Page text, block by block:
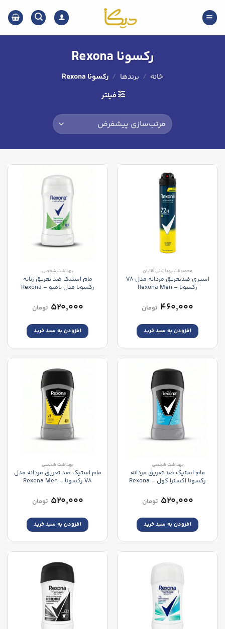
content
رکسونا Rexona
خانه / برندها / رکسونا Rexona
فیلتر
محصولات بهداشتی آقایان
اسپری ضدتعریق مردانه مدل V8
رکسونا – Rexona Men
V8 Spray
۴۶۰,۰۰۰ تومان
افزودن به سبد خرید
بهداشت شخصی
مام استیک ضد تعریق زنانه
رکسونا مدل بامبو – Rexona
Bamboo
۵۲۰,۰۰۰ تومان
افزودن به سبد خرید
بهداشت شخصی
مام استیک ضد تعریق مردانه
رکسونا اکسترا کول – Rexona
Stick Deodorant
۵۲۰,۰۰۰ تومان
افزودن به سبد خرید
بهداشت شخصی
مام استیک ضد تعریق مردانه مدل
V8 رکسونا – Rexona Men
Deodorant Stick
۵۲۰,۰۰۰ تومان
افزودن به سبد خرید